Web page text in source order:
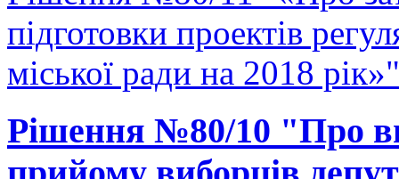
підготовки проектів
міської ради на 2018 рік»"
Рішення №80/10 "Про